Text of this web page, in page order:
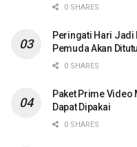
0 SHARES
Peringati Hari Jadi
Pemuda Akan
0 SHARES
Paket Prime Video
Dapat Dipakai
0 SHARES